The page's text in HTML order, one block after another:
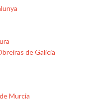
de Galicia
Murcia